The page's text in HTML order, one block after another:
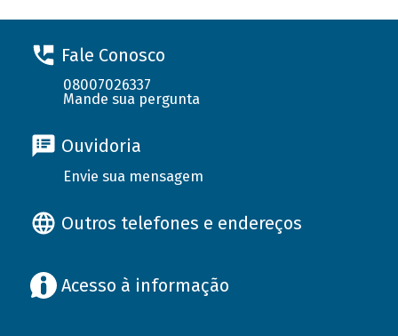
Fale Conosco
08007026337
Mande sua pergunta
Ouvidoria
Envie sua mensagem
Outros telefones e endereços
Acesso à informação